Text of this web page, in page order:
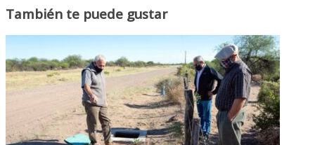
También te puede gustar